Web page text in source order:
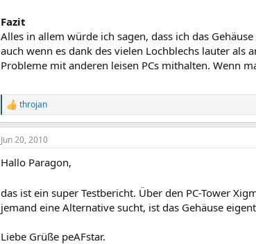
Fazit
Alles in allem würde ich sagen, dass ich das
auch wenn es dank des vielen Lochblechs lauter als
Probleme mit anderen leisen PCs mithalten. Wenn
R
e
a
c
i
s
:
throjan
Jun 20, 2010
Hallo Paragon,
das ist ein super Testbericht. Über den PC-Tower
jemand eine Alternative sucht, ist das Gehäuse
Liebe Grüße peAFstar.